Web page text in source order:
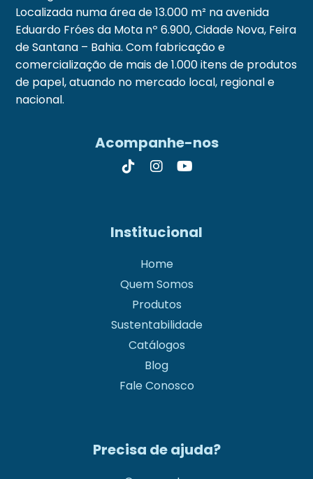
Localizada numa área de 13.000 m² na avenida
Eduardo Fróes da Mota nº 6.900, Cidade Nova, Feira
de Santana – Bahia. Com fabricação e
comercialização de mais de 1.000 itens de produtos
de papel, atuando no mercado local, regional e
nacional.
Acompanhe-nos
Institucional
Home
Quem Somos
Produtos
Sustentabilidade
Catálogos
Blog
Fale Conosco
Precisa de ajuda?